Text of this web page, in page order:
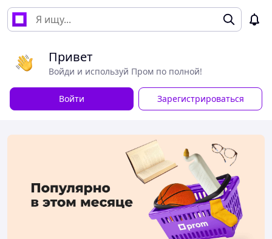
Привет
Войди и используй Пром по полной!
Войти Зарегистрироваться